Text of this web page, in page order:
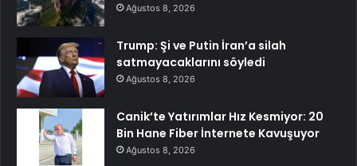
Ağustos 8, 2026
Trump: Şi ve Putin İran’a silah
satmayacaklarını söyledi
Ağustos 8, 2026
Canik’te Yatırımlar Hız Kesmiyor: 20
Bin Hane Fiber İnternete Kavuşuyor
Ağustos 8, 2026